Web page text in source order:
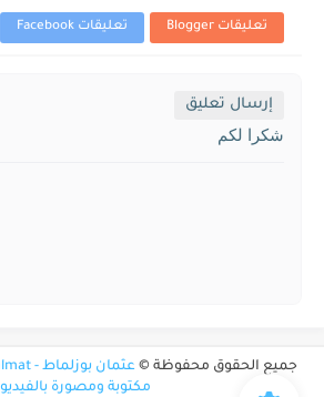
تعليقات Blogger تعليقات Facebook
إرسال تعليق
شكرا لكم
جميع الحقوق محفوظة ©
مكتوبة ومصورة بالفيديو